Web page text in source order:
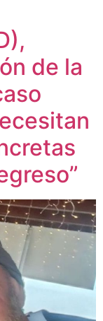
de la